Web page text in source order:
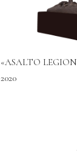
«ASALTO
2020